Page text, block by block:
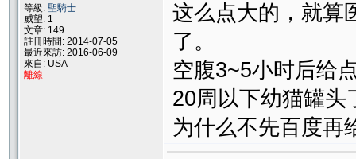
等級: 聖騎士
威望: 1
文章: 149
註冊時間: 2014-07-05
最近來訪: 2016-06-09
來自: USA
離線
这么点大的，就算
了。
空腹3~5小时后给
20周以下幼猫罐头
为什么不先百度再